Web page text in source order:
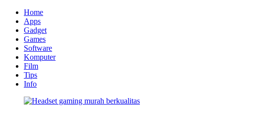
Home
Apps
Gadget
Games
Software
Komputer
Film
Tips
Info